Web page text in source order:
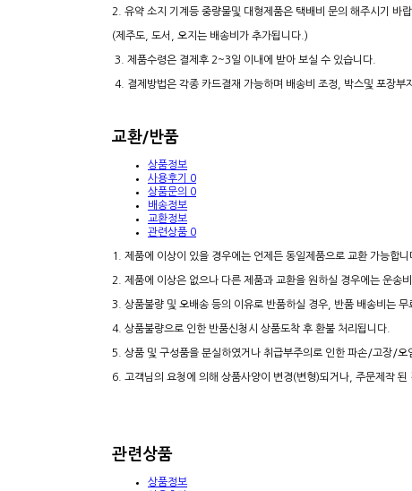
2. 유약 소지 기계등 중량물및 대형제품은 택배비 문의 해주시기 바랍
(제주도, 도서, 오지는 배송비가 추가됩니다.)
3. 제품수령은 결제후 2~3일 이내에 받아 보실 수 있습니다.
4. 결제방법은 각종 카드결재 가능하며 배송비 조정, 박스및 포장
교환/반품
상품정보
사용후기 0
상품문의 0
배송정보
교환정보
관련상품 0
1. 제품에 이상이 있을 경우에는 언제든 동일제품으로 교환 가능합니
2. 제품에 이상은 없으나 다른 제품과 교환을 원하실 경우에는 운송
3. 상품불량 및 오배송 등의 이유로 반품하실 경우, 반품 배송비는
4. 상품불량으로 인한 반품신청시 상품도착 후 환불 처리됩니다.
5. 상품 및 구성품을 분실하였거나 취급부주의로 인한 파손/고장/오
6. 고객님의 요청에 의해 상품사양이 변경(변형)되거나, 주문제작
관련상품
상품정보